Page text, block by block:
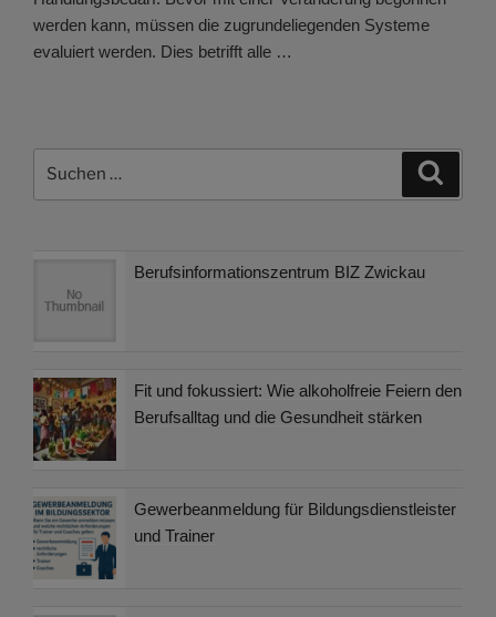
werden kann, müssen die zugrundeliegenden Systeme
evaluiert werden. Dies betrifft alle …
Berufsinformationszentrum BIZ Zwickau
Fit und fokussiert: Wie alkoholfreie Feiern den
Berufsalltag und die Gesundheit stärken
Gewerbeanmeldung für Bildungsdienstleister
und Trainer